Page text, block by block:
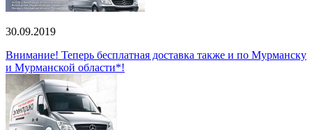
30.09.2019
Внимание! Теперь бесплатная доставка также и по Мурманску
и Мурманской области*!